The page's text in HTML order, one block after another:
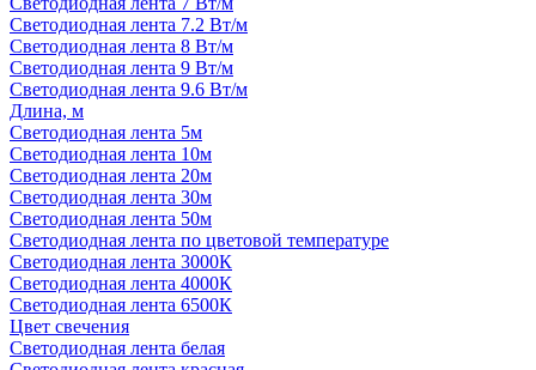
Светодиодная лента 7.2 Вт/м
Светодиодная лента 8 Вт/м
Светодиодная лента 9 Вт/м
Светодиодная лента 9.6 Вт/м
Длина, м
Светодиодная лента 5м
Светодиодная лента 10м
Светодиодная лента 20м
Светодиодная лента 30м
Светодиодная лента 50м
Светодиодная лента по цветовой температуре
Светодиодная лента 3000К
Светодиодная лента 4000К
Светодиодная лента 6500К
Цвет свечения
Светодиодная лента белая